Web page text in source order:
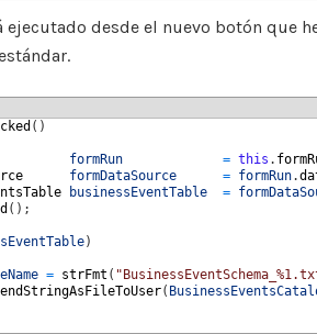
ejecutado desde el nuevo botón que
( )
formRun = this .
formDataSource = formRun.
businessEventTable =
( ) ;
)
= strFmt (
(